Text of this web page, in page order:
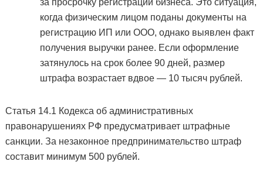
за просрочку регистрации бизнеса. Это ситуация,
когда физическим лицом поданы документы на
регистрацию ИП или ООО, однако выявлен факт
получения выручки ранее. Если оформление
затянулось на срок более 90 дней, размер
штрафа возрастает вдвое — 10 тысяч рублей.
Статья 14.1 Кодекса об административных
правонарушениях РФ предусматривает штрафные
санкции. За незаконное предпринимательство штраф
составит минимум 500 рублей.